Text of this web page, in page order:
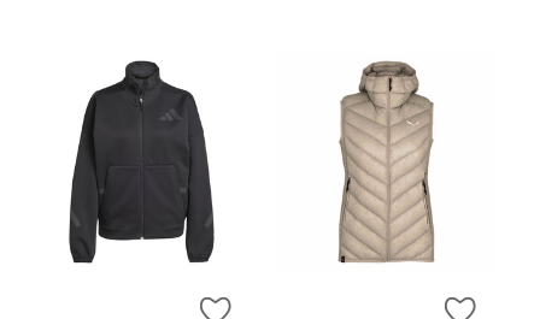
ZUR WUNSCHLISTE HINZUFÜGEN
ZUR